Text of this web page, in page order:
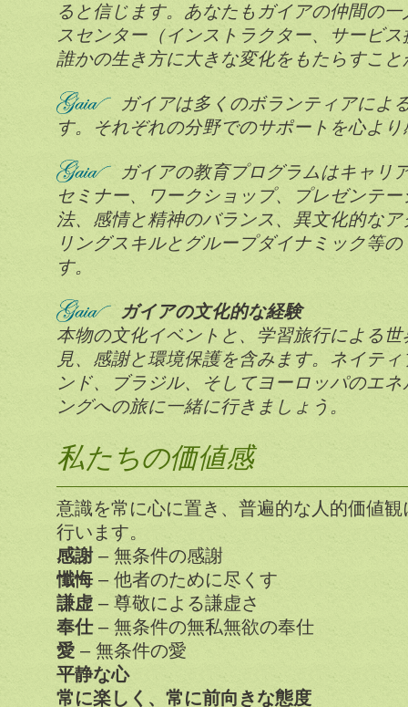
ると信じます。あなたもガイアの仲間の
スセンター（インストラクター、サービ
誰かの生き方に大きな変化をもたらすこ
ガイアは多くのボランティアによ
す。それぞれの分野でのサポートを心よ
ガイアの教育プログラムはキャリ
セミナー、ワークショップ、プレゼンテ
法、感情と精神のバランス、異文化的な
リングスキルとグループダイナミック等
す。
ガイアの文化的な経験
本物の文化イベントと、学習旅行による
見、感謝と環境保護を含みます。ネイテ
ンド、ブラジル、そしてヨーロッパのエ
ングへの旅に一緒に行きましょう。
私たちの価値感
意識を常に心に置き、普遍的な人的価値
行います。
感謝– 無条件の感謝
懺悔– 他者のために尽くす
謙虚– 尊敬による謙虚さ
奉仕– 無条件の無私無欲の奉仕
愛– 無条件の愛
平静な心
常に楽しく、常に前向きな態度